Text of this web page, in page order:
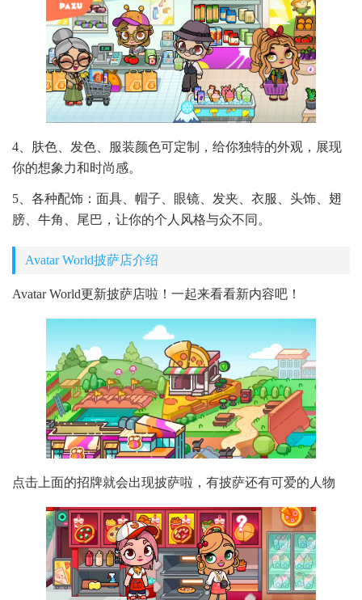
4、肤色、发色、服装颜色可定制，给你独特的外观，展现
你的想象力和时尚感。
5、各种配饰：面具、帽子、眼镜、发夹、衣服、头饰、翅
膀、牛角、尾巴，让你的个人风格与众不同。
Avatar World披萨店介绍
Avatar World更新披萨店啦！一起来看看新内容吧！
点击上面的招牌就会出现披萨啦，有披萨还有可爱的人物